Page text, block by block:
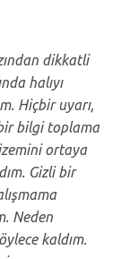
dikkatli
halıyı
Hiçbir uyarı,
bilgi toplama
ortaya
Gizli bir
Neden
kaldım.